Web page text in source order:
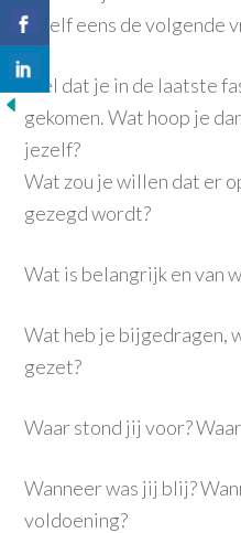
jezelf eens de volgende
Stel dat je in de laatste
gekomen. Wat hoop je
jezelf?
Wat zou je willen dat er
gezegd wordt?
Wat is belangrijk en van
Wat heb je bijgedragen,
gezet?
Waar stond jij voor?
Wanneer was jij blij?
voldoening?